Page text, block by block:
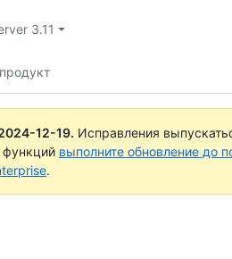
3.11
12-19. Исправления
функций выполните обновление до
.